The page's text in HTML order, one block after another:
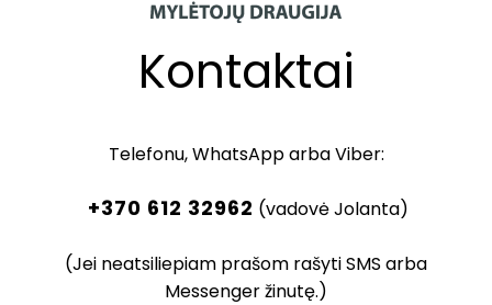
Kontaktai
Telefonu, WhatsApp arba Viber:
+370 612 32962 (vadovė Jolanta)
(Jei neatsiliepiam prašom rašyti SMS arba
Messenger žinutę.)